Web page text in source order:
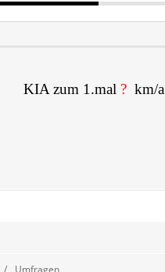
KIA zum 1.mal ? km/a
Umfragen